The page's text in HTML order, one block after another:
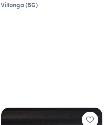
Villongo(BG)